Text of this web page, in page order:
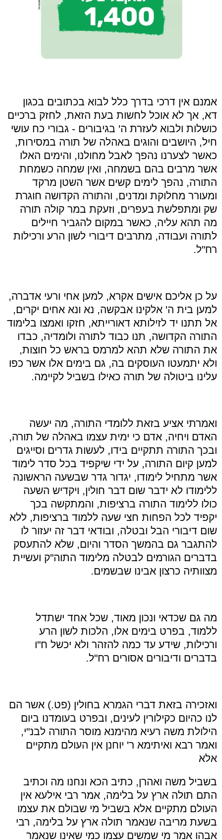
אמנם אין דרכי בדרך כלל לבוא בכתובים בכגון
דא, אך לא אוכל לחשות בעת הזאת, לחזק ברכיים
כושלות ולבוא לעזרת ה' בגיבורים - גבורי כח עושי
חיל, היושבים והוגים באהלה של תורה במסירות,
כאשר לצערנו נהפך לאבל מחולנו, והימים האלו
אשר מרבים בהם בשמחה, ואין שמחה כשמחת
התורה, נהפך לימים קשים אשר השטן מרקד
ומעורר מחלוקת ומדנים, והתורה הקדושה חוגרת
שק ומתפלשת בעפרים, וזעקת במר קולה תורה
מה תהא עליה, כאשר במקום להגביר חיילים
לתורה ועבודה, מתרבים דיבורי לשון הרע ורכילות
רח"ל.
על כן אליכם אישים אקרא, למען אחי ורעי אדברה,
למען בית ה' אלקינו אבקשה, נא ונא אחים יקרים,
אל תתנו יד לזילותא דאורייתא, חזקו ואמצו בלימוד
התורה הקדושה, תנו כבוד לתורה ולומדיה, כבדו
את התורה שלא תהא למרמס בראש כל חוצות,
ולא יתמעטו העוסקים בה, גם בימים אלו אשר כפו
עלינו ביטולה של תורה כאילו בשביל לקיימה.
ואמרתי אציע בזאת ללומדי התורה, מה יעשה
האדם ויחיה, אדם כי ימית עצמו באהלה של תורה,
ובכך התורה תתקיים בידו, לעשות גדרים וסייגים
למען קיום התורה, על ידי שיקפיד בכל סדר לימוד
אשר מתחיל לימודו, יגדור גדר שבשעה הראשונה
ללימודו לא ידבר שום דבר חולין, ויקדיש השעה
כולו ללימוד התורה ברציפות, והמתקשה בכך
יקפיד לכל הפחות חצי שעה ללמוד ברציפות, ללא
שום דיבורי הבל ובטלה, ובודאי דבר זה יעזור לו
להתגבר גם בהמשך הסדר והיום, שלא להתעסק
בדברים הגורמים לבטלה מלימוד התוה"ק ועשיית
מצוותיה כרצון אבינו שבשמים.
מה גם שכדאי ונכון מאוד, שכל אחד ישתדל
ללמוד, בפרט בימים אלו, הלכות לשון הרע
ורכילות, שידע עד כמה להזהר ולא יכשל ח"ו
בדברים ודיבורים אסורים רח"ל.
ואזכירה בזאת דברי הגמרא בחולין (פט.) אשר הם
לנו כהיום כקילורין לעינים, ובפרט בעומדנו ביום
הילולת משה רעיא מהימנא מוסר התורה לבנ"י,
ואמר רבא ואיתימא ר' יוחנן אין העולם מתקיים
אלא
בשביל משה ואהרן, כתיב הכא ונחנו מה וכתיב
התם תולה ארץ על בלימה, אמר רבי אילעא אין
העולם מתקיים אלא בשביל מי שבולם את עצמו
בשעת מריבה שנאמר תולה ארץ על בלימה, רבי
אבהו אמר מי שמשים עצמו כמי שאינו שנאמר